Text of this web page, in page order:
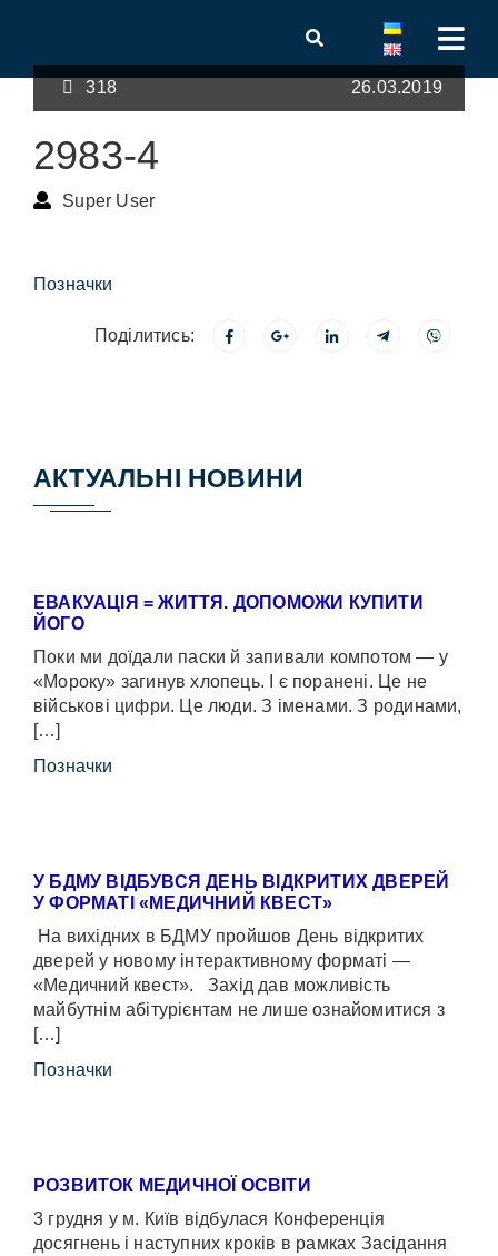
318 26.03.2019
2983-4
Super User
Позначки
Поділитись:
АКТУАЛЬНІ НОВИНИ
ЕВАКУАЦІЯ = ЖИТТЯ. ДОПОМОЖИ КУПИТИ
ЙОГО
Поки ми доїдали паски й запивали компотом — у
«Мороку» загинув хлопець. І є поранені. Це не
військові цифри. Це люди. З іменами. З родинами,
[…]
Позначки
У БДМУ ВІДБУВСЯ ДЕНЬ ВІДКРИТИХ ДВЕРЕЙ
У ФОРМАТІ «МЕДИЧНИЙ КВЕСТ»
На вихідних в БДМУ пройшов День відкритих
дверей у новому інтерактивному форматі —
«Медичний квест». Захід дав можливість
майбутнім абітурієнтам не лише ознайомитися з
[…]
Позначки
РОЗВИТОК МЕДИЧНОЇ ОСВІТИ
3 грудня у м. Київ відбулася Конференція
досягнень і наступних кроків в рамках Засідання